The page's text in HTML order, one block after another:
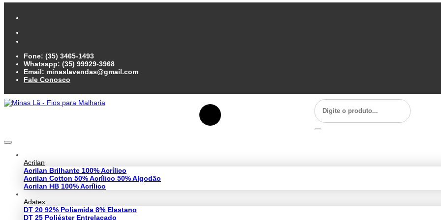
Fone: (35) 3465-1493
Whatsapp: (35) 99929-3968
Email: minaslavendas@gmail.com
Fale Conosco
Acrilan
Acrilan Brilhante 100% Acrílico
Acrilan Cotton 50% Acrílico 50% Algodão
Acrilan HB 100% Acrílico
Adatex
DT 20 92% Poliamida 8% Elastano
DT 25 Poliéster Entrelaçado